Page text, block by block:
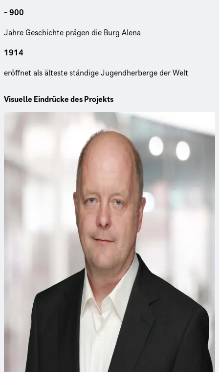
~ 900
Jahre Ge­schich­te prägen die Burg Alena
1914
er­öff­net als älteste stän­di­ge Ju­gend­her­ber­ge der Welt
Visuelle Eindrücke des Projekts
Ansprechpartner
Sie haben Fragen zu unseren Leistungen? Kontaktieren Sie
unsere Experten.
Dr.-Ing, Kai Werkhäuser
Senior Projektmanager
Dr.-Ing. Kai Werkhäuser begleitet Projekte in den Bereichen
Ingenieur- und Infrastrukturbau, Tunnelbau und
Spezialtiefbau sowie Wasserhaltung- und aufbereitung.
Dipl.-Ing. Rainer Steffen
Senior Consultant
Dipl-Ing. Rainer Steffen ist Senior Consultant im
Geschäftsbereich Geotechnik und Infrastruktur. Er ist Experte
für Spezialtiefbau, Tunnel- und Schachtbau sowie Erdstatik
und Gebirgsmechanik. Darüber hinaus ist er insbesondere in